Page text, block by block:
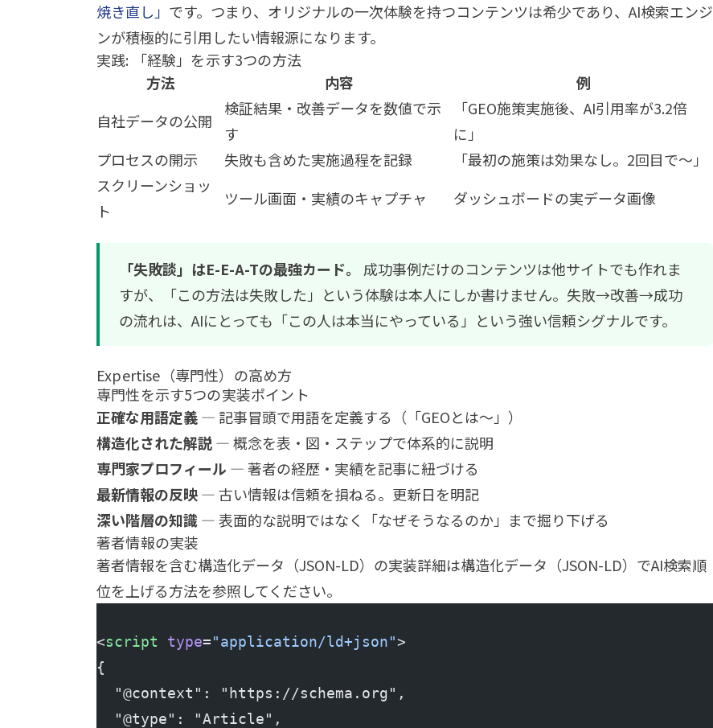
焼き直し」 です。つまり、オリジナルの一次体験を持つコンテンツは希少であり、AI検索エンジ
ンが積極的に引用したい情報源になります。
実践: 「経験」を示す3つの方法
方法
内容
例
自社データの公開
検証結果・改善データを数値で示
す
「GEO施策実施後、AI引用率が3.2倍
に」
プロセスの開示
失敗も含めた実施過程を記録
「最初の施策は効果なし。2回目で〜」
スクリーンショッ
ト
ツール画面・実績のキャプチャ ダッシュボードの実データ画像
「失敗談」はE-E-A-Tの最強カード。
成功事例だけのコンテンツは他サイトでも作れま
すが、「この方法は失敗した」という体験は本人にしか書けません。失敗→改善→成功
の流れは、AIにとっても「この人は本当にやっている」という強い信頼シグナルです。
Expertise（専門性）の高め方
専門性を示す5つの実装ポイント
正確な用語定義— 記事冒頭で用語を定義する（「GEOとは〜」）
構造化された解説— 概念を表・図・ステップで体系的に説明
専門家プロフィール — 著者の経歴・実績を記事に紐づける
最新情報の反映— 古い情報は信頼を損ねる。更新日を明記
深い階層の知識— 表面的な説明ではなく「なぜそうなるのか」まで掘り下げる
著者情報の実装
著者情報を含む構造化データ（JSON-LD）の実装詳細は構造化データ（JSON-LD）でAI検索順
位を上げる方法を参照してください。
<script type="application/ld+json">
{
  "@context": "https://schema.org",
  "@type": "Article",